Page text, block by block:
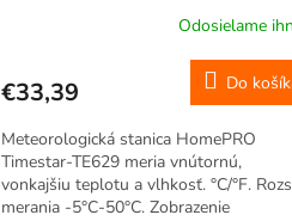
Odosielame
€33,39 Do
Meteorologická stanica HomePRO
Timestar-TE629 meria vnútornú,
vonkajšiu teplotu a vlhkosť. °C/°F.
merania -5°C-50°C. Zobrazenie